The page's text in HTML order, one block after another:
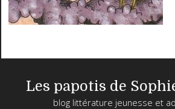
Les papotis de
blog littérature jeunesse et